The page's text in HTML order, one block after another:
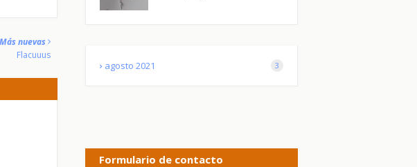
Más nuevas
Flacuuus
agosto 2021 3
Formulario de contacto